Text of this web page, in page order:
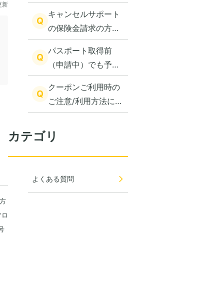
新
さい。
Q
キャンセルサポート
の保険金請求の方法
を教えてください。
Q
パスポート取得前
（申請中）でも予約
できますか？
Q
クーポンご利用時の
ご注意/利用方法に関
して
カテゴリ
よくある質問